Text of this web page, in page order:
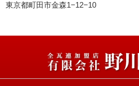
東京都町田市金森1−12−10